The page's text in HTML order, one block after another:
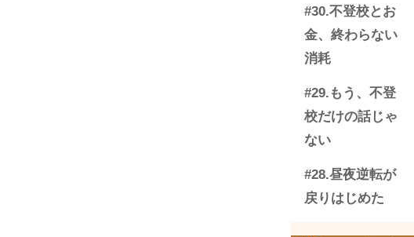
#30.不登校とお
金、終わらない
消耗
#29.もう、不登
校だけの話じゃ
ない
#28.昼夜逆転が
戻りはじめた